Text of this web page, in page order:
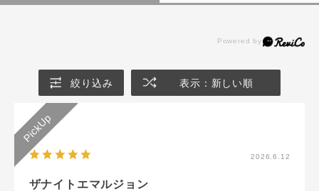
絞り込み 表示：新しい順
2026.6.12
ザナイトエマルジョン